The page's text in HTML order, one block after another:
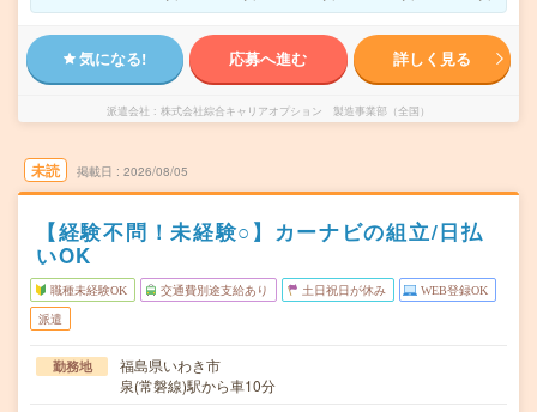
気になる! 応募へ進む 詳しく見る
派遣会社 株式会社綜合キャリアオプション 製造事業部（全国）
未読 掲載日 2026/08/05
【経験不問！未経験○】カーナビの組立/日払
いOK
職種未経験OK 交通費別途支給あり 土日祝日が休み WEB登録OK
派遣
勤務地
福島県いわき市
泉(常磐線)駅から車10分